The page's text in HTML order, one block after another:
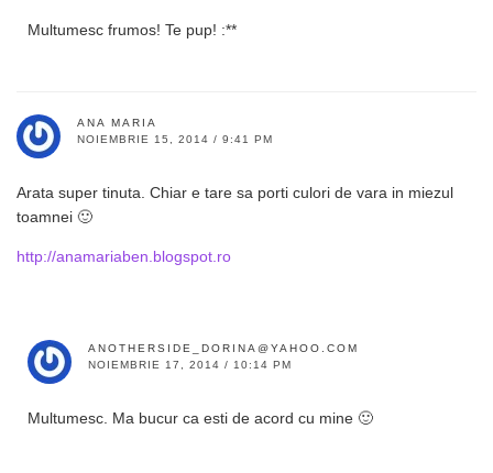
Multumesc frumos! Te pup! :**
ANA MARIA
NOIEMBRIE 15, 2014 / 9:41 PM
Arata super tinuta. Chiar e tare sa porti culori de vara in miezul
toamnei 🙂
http://anamariaben.blogspot.ro
ANOTHERSIDE_DORINA@YAHOO.COM
NOIEMBRIE 17, 2014 / 10:14 PM
Multumesc. Ma bucur ca esti de acord cu mine 🙂